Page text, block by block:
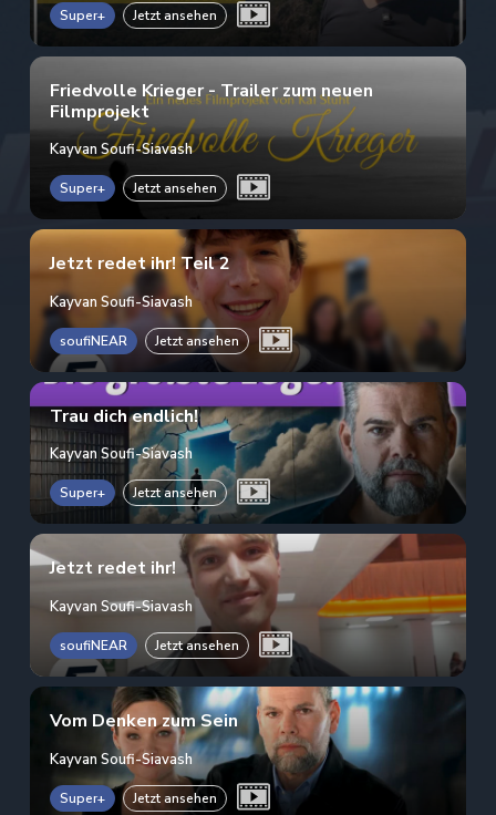
Super+ Jetzt ansehen
Friedvolle Krieger - Trailer zum neuen
Filmprojekt
Kayvan Soufi-Siavash
Super+ Jetzt ansehen
Jetzt redet ihr! Teil 2
Kayvan Soufi-Siavash
soufiNEAR Jetzt ansehen
Trau dich endlich!
Kayvan Soufi-Siavash
Super+ Jetzt ansehen
Jetzt redet ihr!
Kayvan Soufi-Siavash
soufiNEAR Jetzt ansehen
Vom Denken zum Sein
Kayvan Soufi-Siavash
Super+ Jetzt ansehen